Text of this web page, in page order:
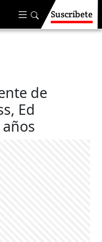
Suscríbete
de
Ed